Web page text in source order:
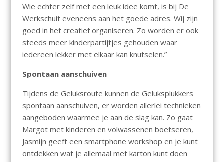
Wie echter zelf met een leuk idee komt, is bij De
Werkschuit eveneens aan het goede adres. Wij zijn
goed in het creatief organiseren. Zo worden er ook
steeds meer kinderpartijtjes gehouden waar
iedereen lekker met elkaar kan knutselen.”
Spontaan aanschuiven
Tijdens de Geluksroute kunnen de Geluksplukkers
spontaan aanschuiven, er worden allerlei technieken
aangeboden waarmee je aan de slag kan. Zo gaat
Margot met kinderen en volwassenen boetseren,
Jasmijn geeft een smartphone workshop en je kunt
ontdekken wat je allemaal met karton kunt doen